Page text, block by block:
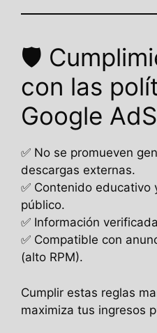
🛡️
con las
Google
✅ No se promueven
descargas externas.
✅ Contenido educativo
público.
✅ Información
✅ Compatible con
(alto RPM).
Cumplir estas reglas
maximiza tus ingresos